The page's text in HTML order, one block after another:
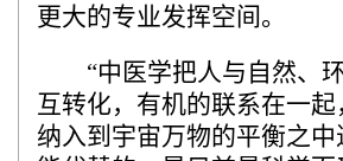
更大的专业发挥空间。
“中医学把人与自然、环
互转化，有机的联系在一
纳入到宇宙万物的平衡之